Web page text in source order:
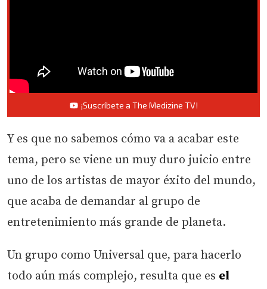
¡Suscríbete a The Medizine TV!
Y es que no sabemos cómo va a acabar este
tema, pero se viene un muy duro juicio entre
uno de los artistas de mayor éxito del mundo,
que acaba de demandar al grupo de
entretenimiento más grande de planeta.
Un grupo como Universal que, para hacerlo
todo aún más complejo, resulta que es el